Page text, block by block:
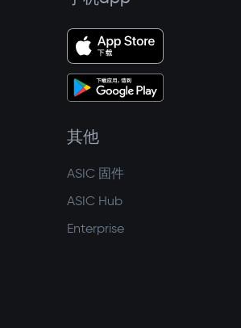
其他
ASIC 固件
ASIC Hub
Enterprise